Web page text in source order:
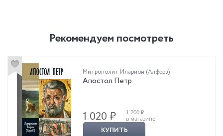
Рекомендуем посмотреть
Митрополит Иларион (Алфеев)
Апостол Петр
1 020 ₽
1 200 ₽
в магазине
КУПИТЬ